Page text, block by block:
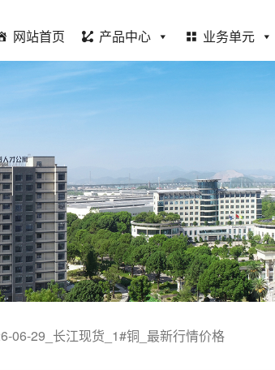
网站首页 产品中心 业务单元
06-29_长江现货_1#铜_最新行情价格